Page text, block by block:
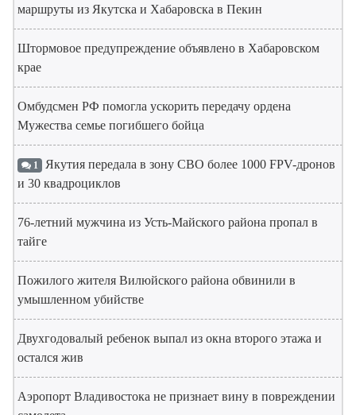
маршруты из Якутска и Хабаровска в Пекин
Штормовое предупреждение объявлено в Хабаровском
крае
Омбудсмен РФ помогла ускорить передачу ордена
Мужества семье погибшего бойца
1 Якутия передала в зону СВО более 1000 FPV-дронов
и 30 квадроциклов
76-летний мужчина из Усть-Майского района пропал в
тайге
Пожилого жителя Вилюйского района обвинили в
умышленном убийстве
Двухгодовалый ребенок выпал из окна второго этажа и
остался жив
Аэропорт Владивостока не признает вину в повреждении